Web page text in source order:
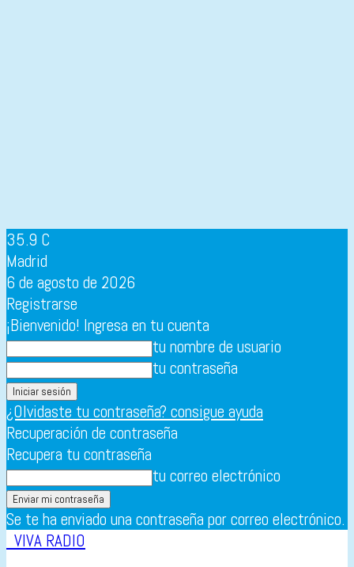
35.9 C
Madrid
6 de agosto de 2026
Registrarse
¡Bienvenido! Ingresa en tu cuenta
tu nombre de usuario
tu contraseña
¿Olvidaste tu contraseña? consigue ayuda
Recuperación de contraseña
Recupera tu contraseña
tu correo electrónico
Se te ha enviado una contraseña por correo electrónico.
VIVA RADIO